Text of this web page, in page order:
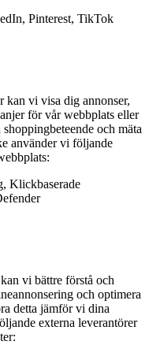
Pinterest, TikTok
kan vi visa dig annonser,
för vår webbplats eller
och mäta
använder vi följande
Klickbaserade
vi bättre förstå och
och optimera
detta jämför vi dina
externa leverantörer